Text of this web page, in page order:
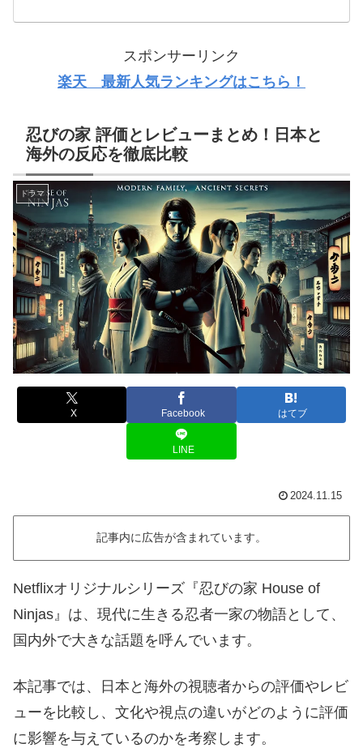
スポンサーリンク
楽天 最新人気ランキングはこちら！
忍びの家 評価とレビューまとめ！日本と
海外の反応を徹底比較
ドラマ
X Facebook はてブ
LINE
2024.11.15
記事内に広告が含まれています。
Netflixオリジナルシリーズ『忍びの家 House of
Ninjas』は、現代に生きる忍者一家の物語として、
国内外で大きな話題を呼んでいます。
本記事では、日本と海外の視聴者からの評価やレビ
ューを比較し、文化や視点の違いがどのように評価
に影響を与えているのかを考察します。